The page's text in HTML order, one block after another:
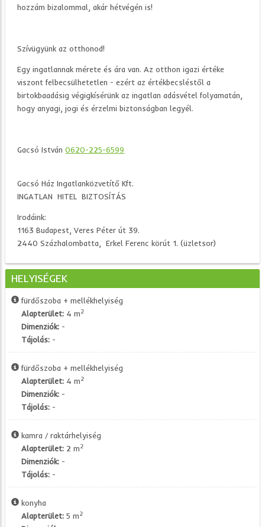
hozzám bizalommal, akár hétvégén is!
Szívügyünk az otthonod!
Egy ingatlannak mérete és ára van. Az otthon igazi értéke
viszont felbecsülhetetlen - ezért az értékbecsléstől a
birtokbaadásig végigkísérünk az ingatlan adásvétel folyamatán,
hogy anyagi, jogi és érzelmi biztonságban legyél.
Gacsó István0620-225-6599
Gacsó Ház Ingatlanközvetítő Kft.
INGATLAN HITEL BIZTOSÍTÁS
Irodáink:
1163 Budapest, Veres Péter út 39.
2440 Százhalombatta, Erkel Ferenc körút 1. (üzletsor)
HELYISÉGEK
fürdőszoba + mellékhelyiség
Alapterület: 4 m2
Dimenziók: -
Tájolás: -
fürdőszoba + mellékhelyiség
Alapterület: 4 m2
Dimenziók: -
Tájolás: -
kamra / raktárhelyiség
Alapterület: 2 m2
Dimenziók: -
Tájolás: -
konyha
Alapterület: 5 m2